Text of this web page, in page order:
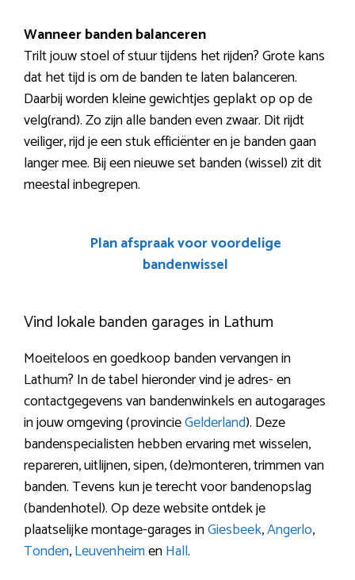
Wanneer banden balanceren
Trilt jouw stoel of stuur tijdens het rijden? Grote kans
dat het tijd is om de banden te laten balanceren.
Daarbij worden kleine gewichtjes geplakt op op de
velg(rand). Zo zijn alle banden even zwaar. Dit rijdt
veiliger, rijd je een stuk efficiënter en je banden gaan
langer mee. Bij een nieuwe set banden (wissel) zit dit
meestal inbegrepen.
Plan afspraak voor voordelige
bandenwissel
Vind lokale banden garages in Lathum
Moeiteloos en goedkoop banden vervangen in
Lathum? In de tabel hieronder vind je adres- en
contactgegevens van bandenwinkels en autogarages
in jouw omgeving (provincieGelderland). Deze
bandenspecialisten hebben ervaring met wisselen,
repareren, uitlijnen, sipen, (de)monteren, trimmen van
banden. Tevens kun je terecht voor bandenopslag
(bandenhotel). Op deze website ontdek je
plaatselijke montage-garages inGiesbeek,Angerlo,
Tonden,LeuvenheimenHall.